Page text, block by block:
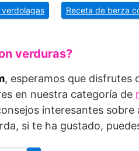
Receta de berza
verduras?
, esperamos que disfrutes
en nuestra categoría de
interesantes
si te ha gustado,